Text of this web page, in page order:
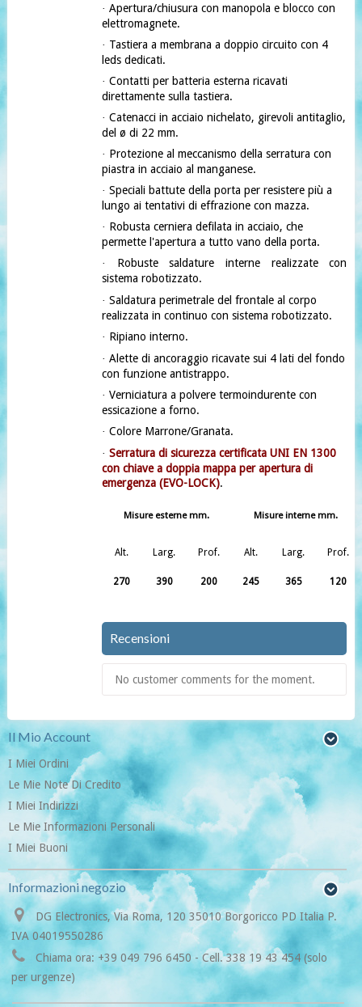
· Apertura/chiusura con manopola e blocco con
elettromagnete.
· Tastiera a membrana a doppio circuito con 4
leds dedicati.
· Contatti per batteria esterna ricavati
direttamente sulla tastiera.
· Catenacci in acciaio nichelato, girevoli antitaglio,
del ø di 22 mm.
· Protezione al meccanismo della serratura con
piastra in acciaio al manganese.
· Speciali battute della porta per resistere più a
lungo ai tentativi di effrazione con mazza.
· Robusta cerniera defilata in acciaio, che
permette l'apertura a tutto vano della porta.
·
Robuste saldature interne realizzate con
sistema robotizzato.
· Saldatura perimetrale del frontale al corpo
realizzata in continuo con sistema robotizzato.
· Ripiano interno.
· Alette di ancoraggio ricavate sui 4 lati del fondo
con funzione antistrappo.
· Verniciatura a polvere termoindurente con
essicazione a forno.
· Colore Marrone/Granata.
· Serratura di sicurezza certificata UNI EN 1300
con chiave a doppia mappa per apertura di
emergenza (EVO-LOCK).
Misure esterne mm. Misure interne mm.
Alt. Larg. Prof. Alt. Larg. Prof.
270 390 200 245 365 120
Recensioni
No customer comments for the moment.
Il Mio Account
I Miei Ordini
Le Mie Note Di Credito
I Miei Indirizzi
Le Mie Informazioni Personali
I Miei Buoni
Informazioni negozio
DG Electronics, Via Roma, 120 35010 Borgoricco PD Italia P.
IVA 04019550286
Chiama ora: +39 049 796 6450 - Cell. 338 19 43 454 (solo
per urgenze)